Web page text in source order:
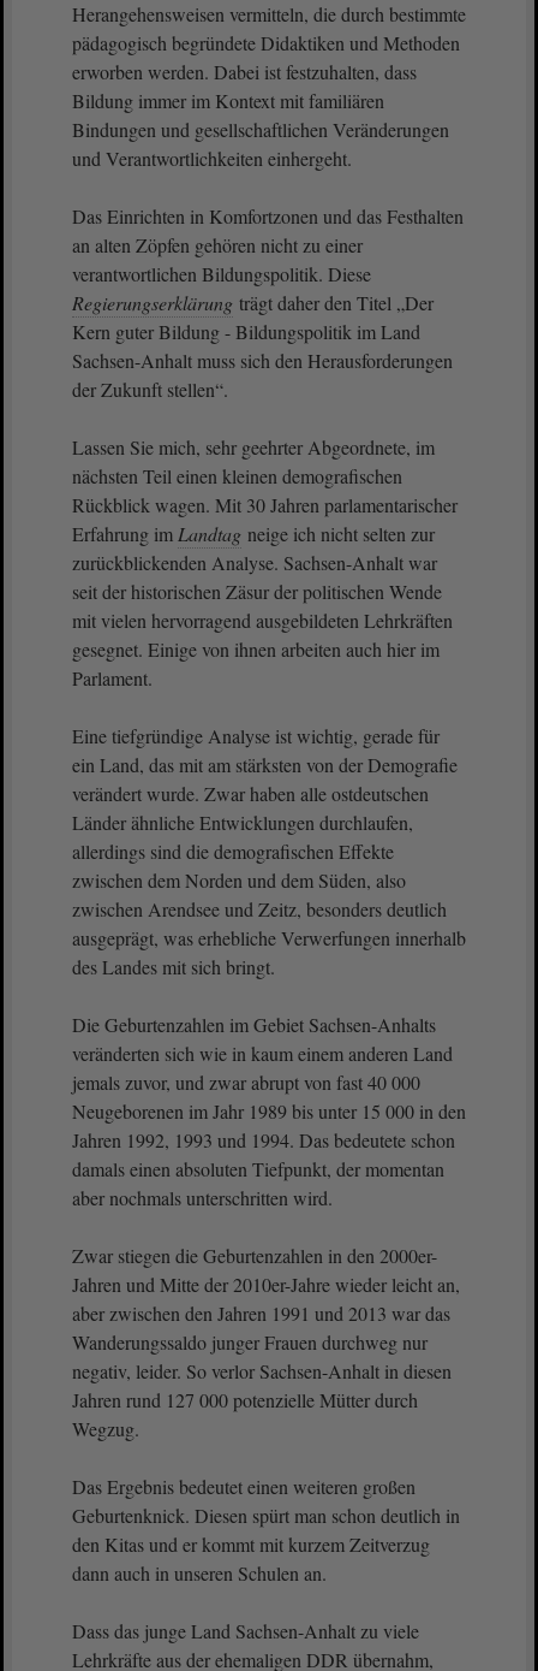
Herangehensweisen vermitteln, die durch bestimmte
pädagogisch begründete Didaktiken und Methoden
erworben werden. Dabei ist festzuhalten, dass
Bildung immer im Kontext mit familiären
Bindungen und gesellschaftlichen Veränderungen
und Verantwortlichkeiten einhergeht.
Das Einrichten in Komfortzonen und das Festhalten
an alten Zöpfen gehören nicht zu einer
verantwortlichen Bildungspolitik. Diese
Regierungserklärung trägt daher den Titel „Der
Kern guter Bildung - Bildungspolitik im Land
Sachsen-Anhalt muss sich den Herausforderungen
der Zukunft stellen“.
Lassen Sie mich, sehr geehrter Abgeordnete, im
nächsten Teil einen kleinen demografischen
Rückblick wagen. Mit 30 Jahren parlamentarischer
Erfahrung im Landtag neige ich nicht selten zur
zurückblickenden Analyse. Sachsen-Anhalt war
seit der historischen Zäsur der politischen Wende
mit vielen hervorragend ausgebildeten Lehrkräften
gesegnet. Einige von ihnen arbeiten auch hier im
Parlament.
Eine tiefgründige Analyse ist wichtig, gerade für
ein Land, das mit am stärksten von der Demografie
verändert wurde. Zwar haben alle ostdeutschen
Länder ähnliche Entwicklungen durchlaufen,
allerdings sind die demografischen Effekte
zwischen dem Norden und dem Süden, also
zwischen Arendsee und Zeitz, besonders deutlich
ausgeprägt, was erhebliche Verwerfungen innerhalb
des Landes mit sich bringt.
Die Geburtenzahlen im Gebiet Sachsen-Anhalts
veränderten sich wie in kaum einem anderen Land
jemals zuvor, und zwar abrupt von fast 40 000
Neugeborenen im Jahr 1989 bis unter 15 000 in den
Jahren 1992, 1993 und 1994. Das bedeutete schon
damals einen absoluten Tiefpunkt, der momentan
aber nochmals unterschritten wird.
Zwar stiegen die Geburtenzahlen in den 2000er-
Jahren und Mitte der 2010er-Jahre wieder leicht an,
aber zwischen den Jahren 1991 und 2013 war das
Wanderungssaldo junger Frauen durchweg nur
negativ, leider. So verlor Sachsen-Anhalt in diesen
Jahren rund 127 000 potenzielle Mütter durch
Wegzug.
Das Ergebnis bedeutet einen weiteren großen
Geburtenknick. Diesen spürt man schon deutlich in
den Kitas und er kommt mit kurzem Zeitverzug
dann auch in unseren Schulen an.
Dass das junge Land Sachsen-Anhalt zu viele
Lehrkräfte aus der ehemaligen DDR übernahm,